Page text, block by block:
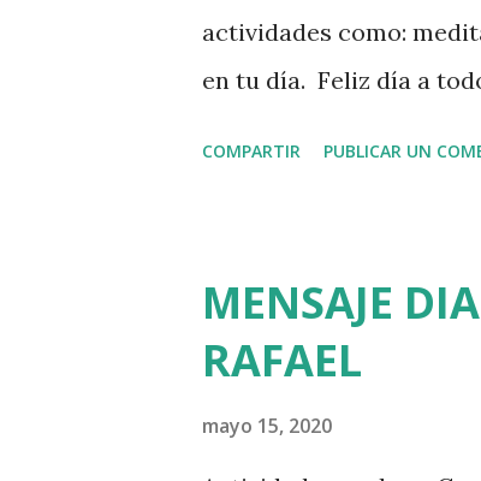
actividades como:
en tu día. Feliz día a
COMPARTIR PUBLICAR UN
MENSAJE
RAFAEL
mayo 15, 2020